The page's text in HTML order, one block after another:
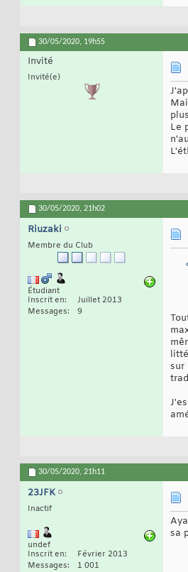
30/05/2020, 19h55
Invité
Invité(e)
Le
30/05/2020, 21h02
Riuzaki
Membre du Club
Étudiant
Inscrit en
Juillet 2013
Messages
9
sur
30/05/2020, 21h11
23JFK
Inactif
undef
Inscrit en
Février 2013
Messages
1 001
sa